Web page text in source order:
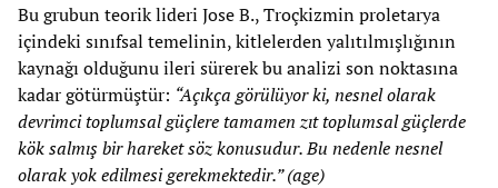
Bu grubun teorik lideri Jose B., Troçkizmin proletarya
içindeki sınıfsal temelinin, kitlelerden yalıtılmışlığının
kaynağı olduğunu ileri sürerek bu analizi son noktasına
kadar götürmüştür: “Açıkça görülüyor ki, nesnel olarak
devrimci toplumsal güçlere tamamen zıt toplumsal güçlerde
kök salmış bir hareket söz konusudur. Bu nedenle nesnel
olarak yok edilmesi gerekmektedir.” (age)